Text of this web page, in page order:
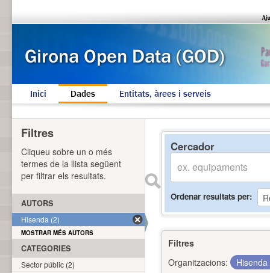
Inici Dades Entitats, àrees i serveis
Cercador
Ordenar resultats per
Filtres
Organitzacions:
Hisenda
Filtres
Cliqueu sobre un o més
termes de la llista següent
per filtrar els resultats.
AUTORS
Hisenda (2)
MOSTRAR MÉS AUTORS
CATEGORIES
Sector públic (2)